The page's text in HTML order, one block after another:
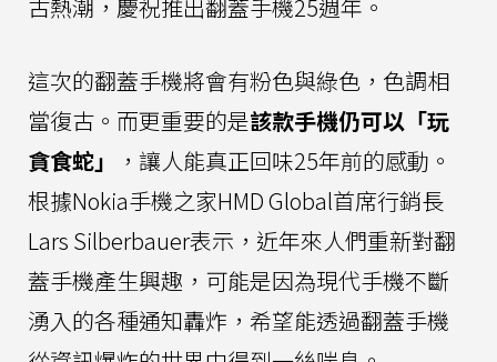
古熱潮，慶祝推出翻蓋手機25週年。
這次的翻蓋手機將會有粉色與綠色，色調相
當復古。而更重要的是該款手機仍可以「玩
貪食蛇」
，讓人能真正回味25年前的感動。
根據Nokia手機之家HMD Global首席行銷長
Lars Silberbauer表示，近年來人們重新對翻
蓋手機產生興趣，可能是因為現代手機不斷
湧入的各種通知轟炸，希望能透過翻蓋手機